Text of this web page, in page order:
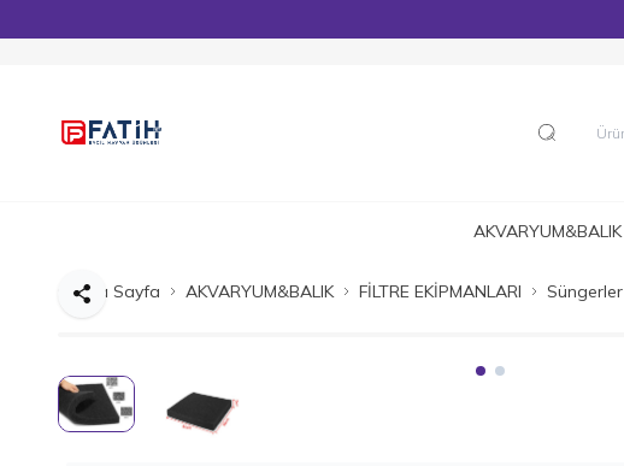
AKVARYUM&BALIK
Ana Sayfa AKVARYUM&BALIK FİLTRE EKİPMANLARI Süngerler
Paylaş